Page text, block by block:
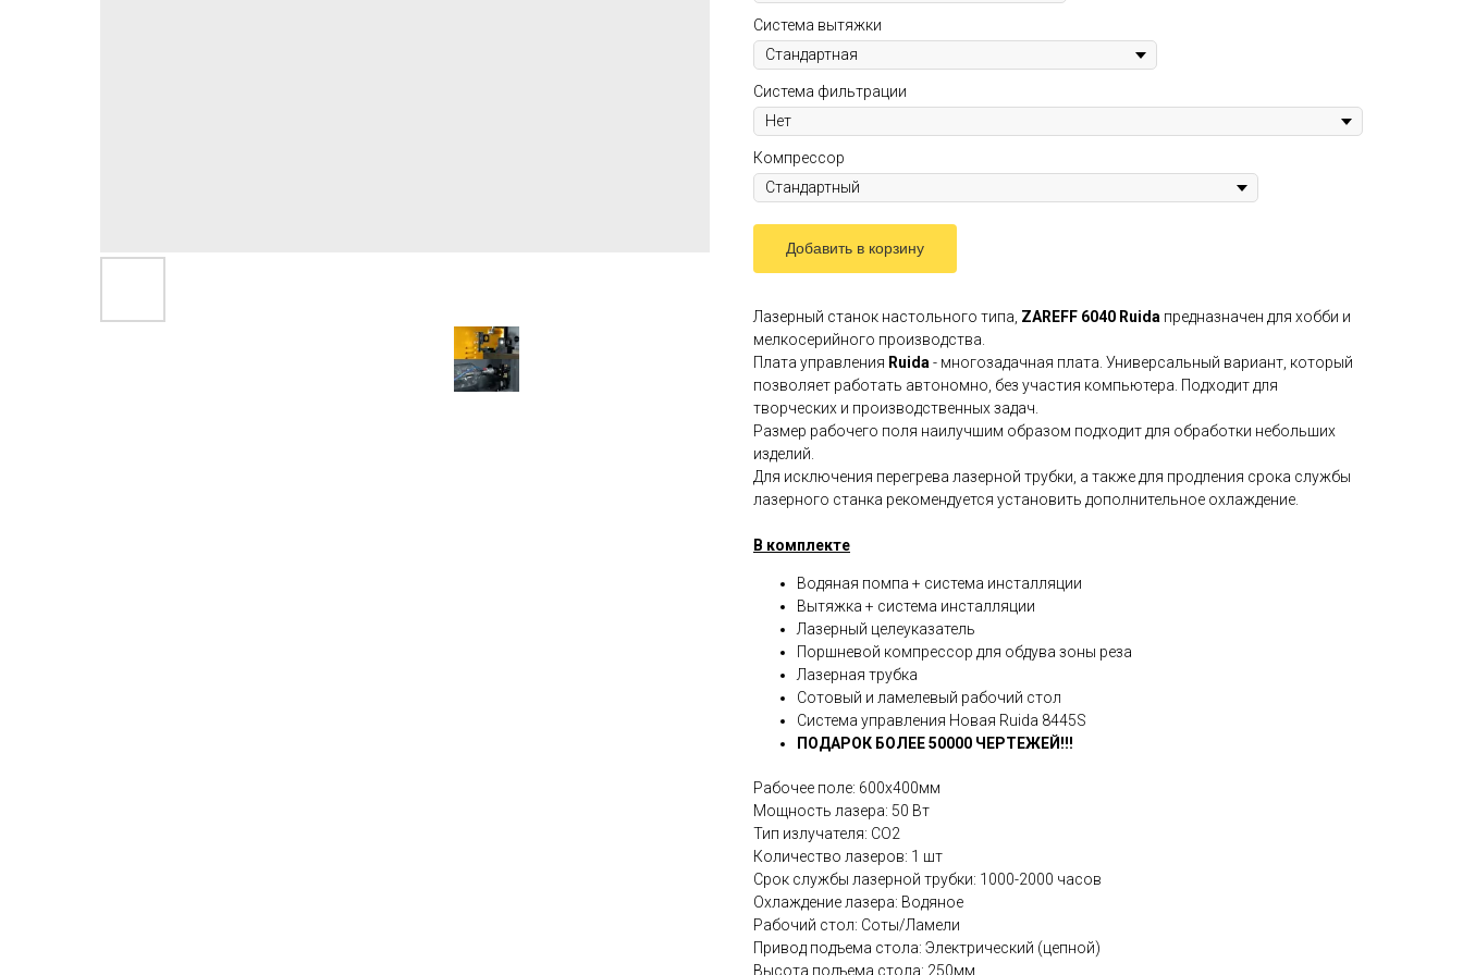
Система вытяжки
Система фильтрации
Компрессор
Добавить в корзину
Лазерный станок настольного типа, ZAREFF 6040 Ruida предназначен для хобби и
мелкосерийного производства.
Плата управления Ruida - многозадачная плата. Универсальный вариант, который
позволяет работать автономно, без участия компьютера. Подходит для
творческих и производственных задач.
Размер рабочего поля наилучшим образом подходит для обработки небольших
изделий.
Для исключения перегрева лазерной трубки, а также для продления срока службы
лазерного станка рекомендуется установить дополнительное охлаждение.
В комплекте
Водяная помпа + система инсталляции
Вытяжка + система инсталляции
Лазерный целеуказатель
Поршневой компрессор для обдува зоны реза
Лазерная трубка
Сотовый и ламелевый рабочий стол
Система управления Новая Ruida 8445S
ПОДАРОК БОЛЕЕ 50000 ЧЕРТЕЖЕЙ!!!
Рабочее поле: 600х400мм
Мощность лазера: 50 Вт
Тип излучателя: СО2
Количество лазеров: 1 шт
Срок службы лазерной трубки: 1000-2000 часов
Охлаждение лазера: Водяное
Рабочий стол: Соты/Ламели
Привод подъема стола: Электрический (цепной)
Высота подъема стола: 250мм